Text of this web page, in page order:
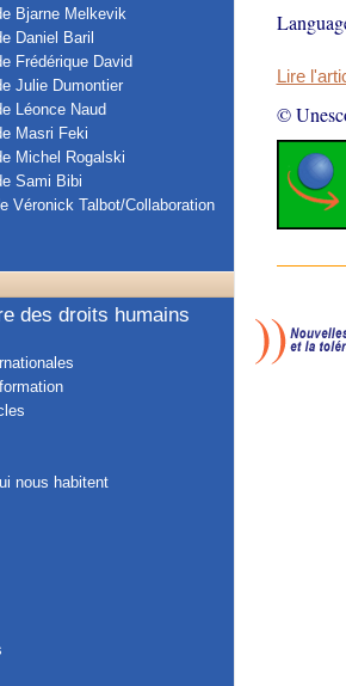
Bjarne Melkevik
Daniel Baril
Frédérique David
Julie Dumontier
Léonce Naud
Masri Feki
Michel Rogalski
Sami Bibi
Véronick Talbot/Collaboration
des droits humains
nous habitent
Lire
©